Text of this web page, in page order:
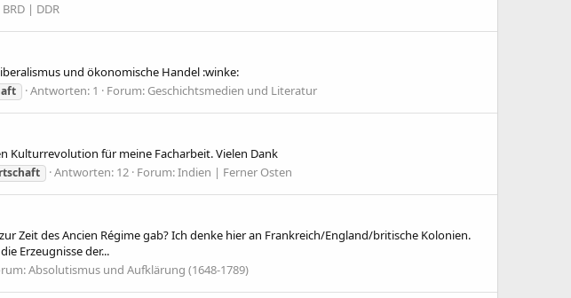
BRD | DDR
und ökonomische Handel :winke:
Antworten: 1 Forum: Geschichtsmedien und Literatur
Kulturrevolution für meine Facharbeit. Vielen Dank
Antworten: 12 Forum:Indien | Ferner Osten
Zeit des Ancien Régime gab? Ich denke hier an Frankreich/England/britische Kolonien.
Erzeugnisse der...
Absolutismus und Aufklärung (1648-1789)